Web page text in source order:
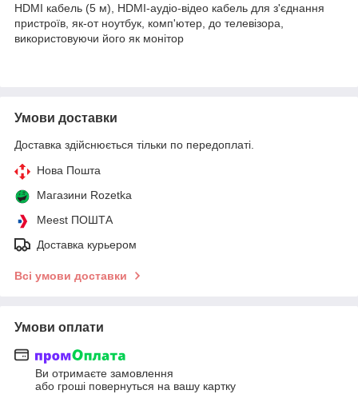
HDMI кабель (5 м), HDMI-аудіо-відео кабель для з'єднання
пристроїв, як-от ноутбук, комп'ютер, до телевізора,
використовуючи його як монітор
Умови доставки
Доставка здійснюється тільки по передоплаті.
Нова Пошта
Магазини Rozetka
Meest ПОШТА
Доставка курьером
Всі умови доставки
Умови оплати
Ви отримаєте замовлення
або гроші повернуться на вашу картку